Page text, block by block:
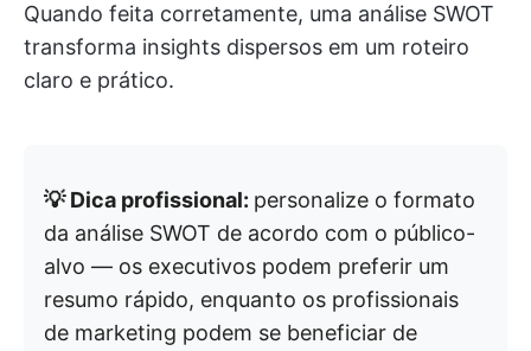
Quando feita corretamente, uma análise SWOT
transforma insights dispersos em um roteiro
claro e prático.
💡 Dica profissional: personalize o formato
da análise SWOT de acordo com o público-
alvo — os executivos podem preferir um
resumo rápido, enquanto os profissionais
de marketing podem se beneficiar de